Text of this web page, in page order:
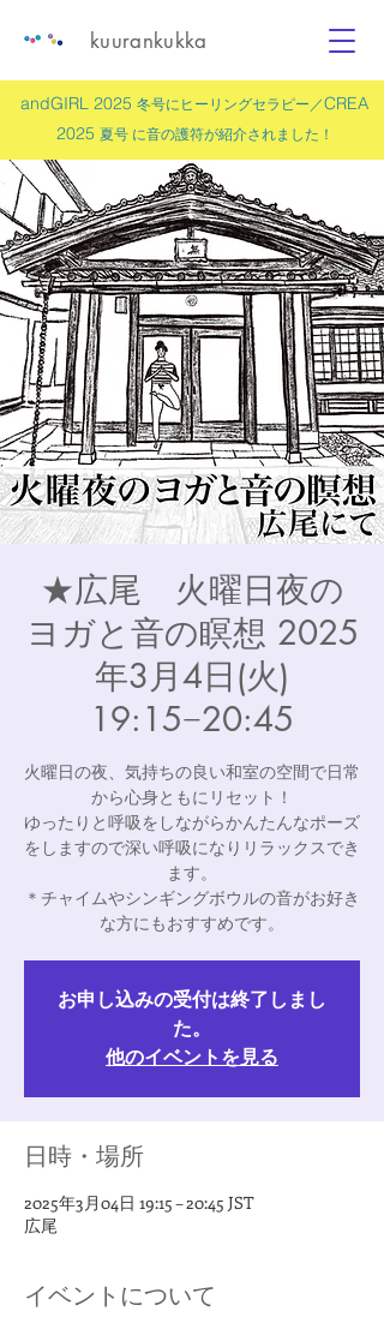
andGIRL 2025 冬号にヒーリングセラピー／CREA
2025 夏号 に音の護符が紹介されました！
kuurankukka
★広尾 火曜日夜の
ヨガと音の瞑想 2025
年3月4日(火)
19:15−20:45
火曜日の夜、気持ちの良い和室の空間で日常
から心身ともにリセット！
ゆったりと呼吸をしながらかんたんなポーズ
をしますので深い呼吸になりリラックスでき
ます。
＊チャイムやシンギングボウルの音がお好き
な方にもおすすめです。
お申し込みの受付は終了しまし
た。
他のイベントを見る
日時・場所
2025年3月04日 19:15 – 20:45 JST
広尾
イベントについて